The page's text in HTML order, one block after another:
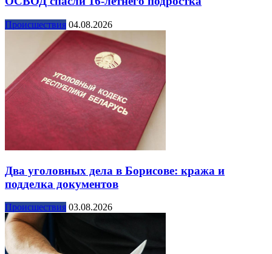
Происшествия 04.08.2026
Два уголовных дела в Борисове: кража и
подделка документов
Происшествия 03.08.2026